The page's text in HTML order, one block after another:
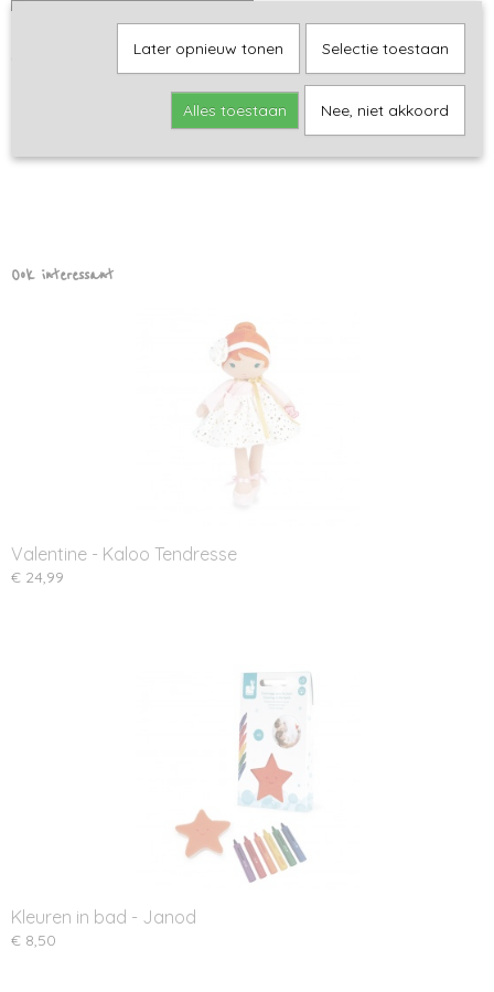
Omschrijving
Leuke set van 6 kleine ijs geurende gummen. Vanille geurende
gummen, puzzel gummen. Niet geschikt voor kinderen onder de
Ook interessant
Valentine - Kaloo Tendresse
€ 24,99
Kleuren in bad - Janod
€ 8,50
Later opnieuw tonen Selectie toestaan
Alles toestaan Nee, niet akkoord